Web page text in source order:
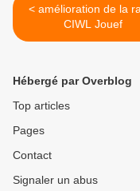
< amélioration de la rame
CIWL Jouef
Hébergé par Overblog
Top articles
Pages
Contact
Signaler un abus